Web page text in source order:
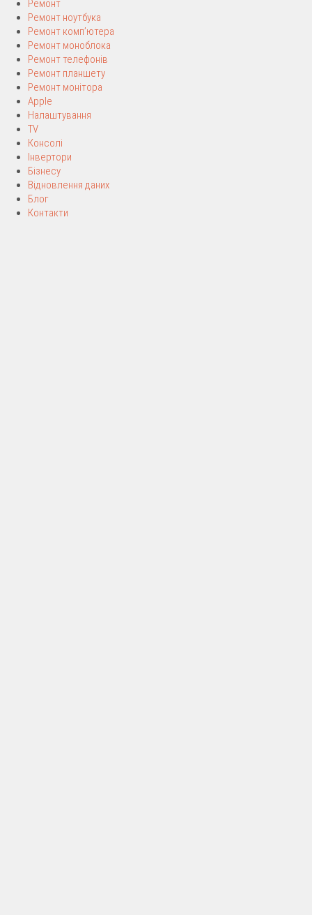
Ремонт
Ремонт ноутбука
Ремонт комп’ютера
Ремонт моноблока
Ремонт телефонів
Ремонт планшету
Ремонт монітора
Apple
Налаштування
TV
Консолі
Інвертори
Бізнесу
Відновлення даних
Блог
Контакти